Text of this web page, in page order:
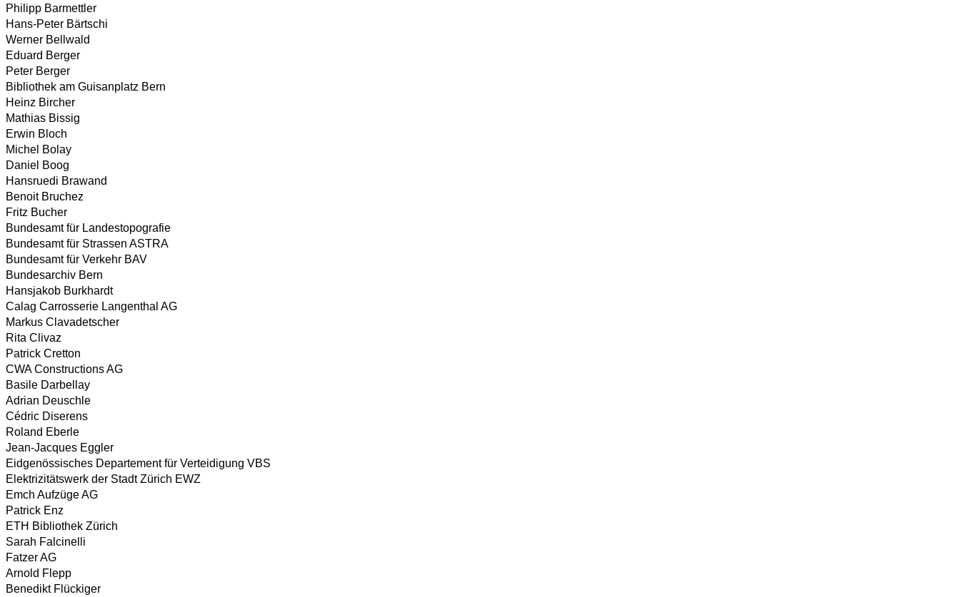
Philipp Barmettler
Hans-Peter Bärtschi
Werner Bellwald
Eduard Berger
Peter Berger
Bibliothek am Guisanplatz Bern
Heinz Bircher
Mathias Bissig
Erwin Bloch
Michel Bolay
Daniel Boog
Hansruedi Brawand
Benoit Bruchez
Fritz Bucher
Bundesamt für Landestopografie
Bundesamt für Strassen ASTRA
Bundesamt für Verkehr BAV
Bundesarchiv Bern
Hansjakob Burkhardt
Calag Carrosserie Langenthal AG
Markus Clavadetscher
Rita Clivaz
Patrick Cretton
CWA Constructions AG
Basile Darbellay
Adrian Deuschle
Cédric Diserens
Roland Eberle
Jean-Jacques Eggler
Eidgenössisches Departement für Verteidigung VBS
Elektrizitätswerk der Stadt Zürich EWZ
Emch Aufzüge AG
Patrick Enz
ETH Bibliothek Zürich
Sarah Falcinelli
Fatzer AG
Arnold Flepp
Benedikt Flückiger